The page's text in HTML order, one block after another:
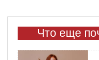
Что еще